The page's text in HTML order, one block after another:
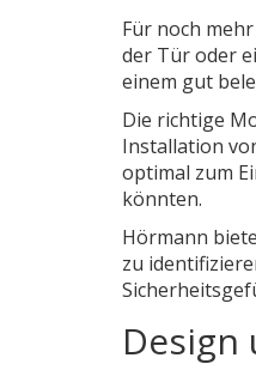
Für noch
der Tür oder
einem gut
Die richtige
Installation
optimal zum
könnten.
Hörmann
zu
Design